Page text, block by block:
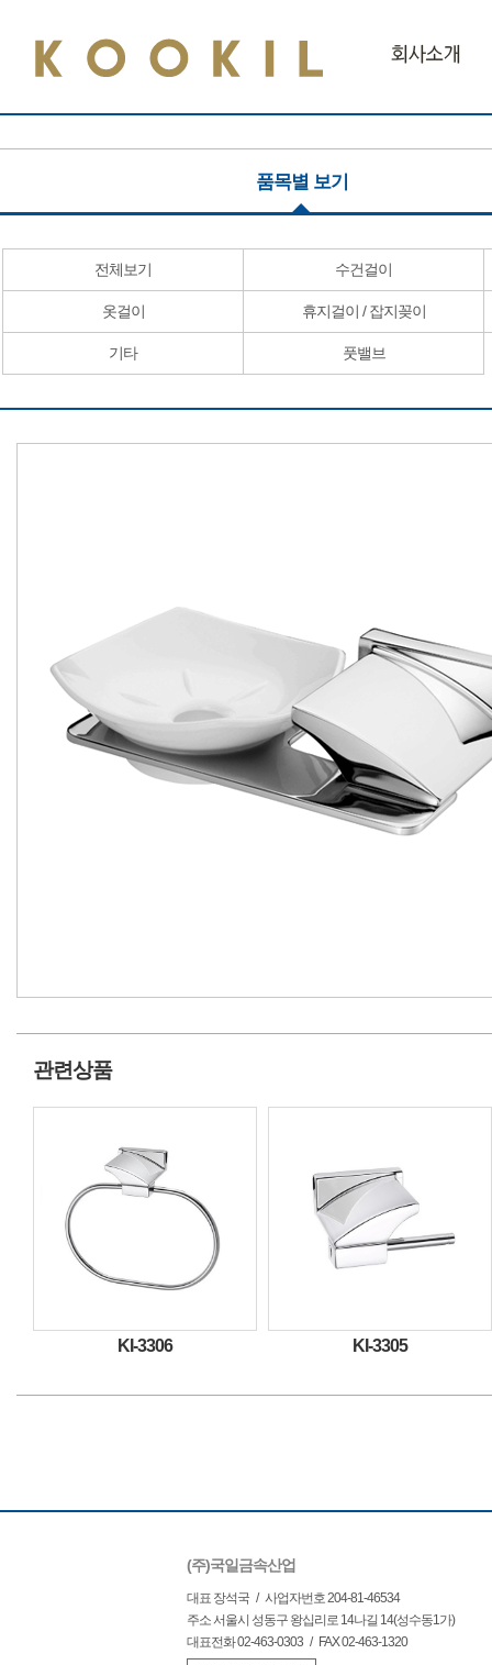
품목별 보기
전체보기 수건걸이
옷걸이 휴지걸이 / 잡지꽂이
기타 풋밸브
관련상품
KI-3306 KI-3305
(주)국일금속산업
대표 장석국 / 사업자번호 204-81-46534
주소 서울시 성동구 왕십리로 14나길 14(성수동1가)
대표전화 02-463-0303 / FAX 02-463-1320